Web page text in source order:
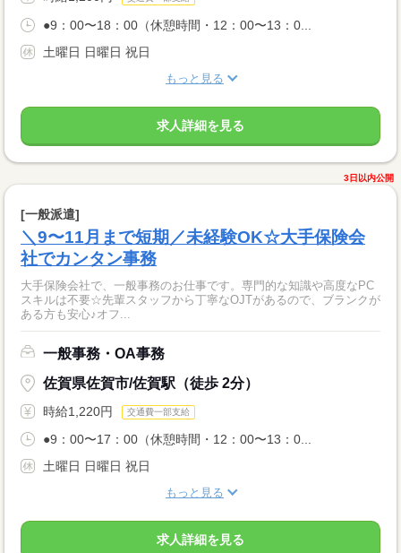
●9：00〜18：00（休憩時間・12：00〜13：0...
土曜日 日曜日 祝日
もっと見る
求人詳細を見る
3日以内公開
[一般派遣]
＼9〜11月まで短期／未経験OK☆大手保険会
社でカンタン事務
大手保険会社で、一般事務のお仕事です。専門的な知識や高度なPC
スキルは不要☆先輩スタッフから丁寧なOJTがあるので、ブランクが
ある方も安心♪オフ...
一般事務・OA事務
佐賀県佐賀市/佐賀駅（徒歩 2分）
時給1,220円 交通費一部支給
●9：00〜17：00（休憩時間・12：00〜13：0...
土曜日 日曜日 祝日
もっと見る
求人詳細を見る